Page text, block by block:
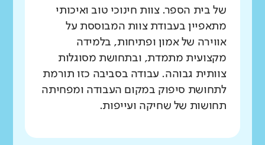
של בית הספר. צוות חינוכי טוב ואיכותי
מתאפיין בעבודת צוות המבוססת על
אווירה של אמון ופתיחות, בלמידה
מקצועית מתמדת, ובתחושת מסוגלות
צוותית גבוהה. עבודה בסביבה כזו תורמת
לתחושת סיפוק במקום העבודה ומפחיתה
תחושות של שחיקה ועייפות.